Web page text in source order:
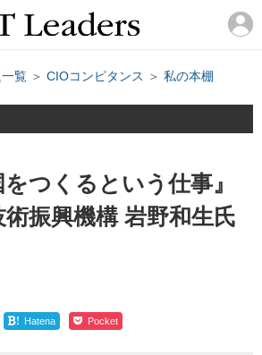
覧 ＞ CIOコンピタンス ＞ 私の本棚
つくるという仕事』
振興機構 岩野和生氏
! Hatena Pocket